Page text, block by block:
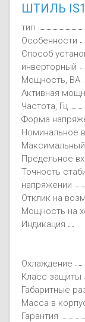
ШТИЛЬ
тип
Особенности
Способ
инверторный
Мощность, ВА
Активная
Частота, Гц
Форма
Номинальное
Предельное
Точность
напряжении
Отклик на
Мощность на
Индикация
Охлаждение
Класс защиты
Габаритные
Масса в
Гарантия